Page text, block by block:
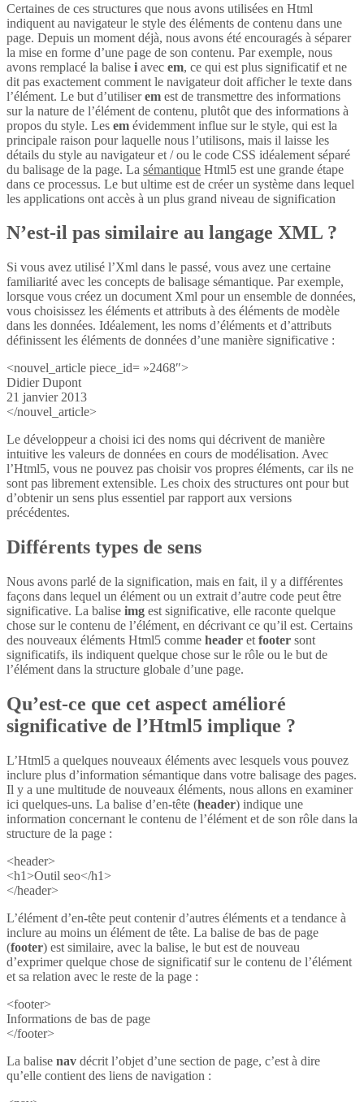
Certaines de ces structures que nous avons utilisées en Html
indiquent au navigateur le style des éléments de contenu dans une
page. Depuis un moment déjà, nous avons été encouragés à séparer
la mise en forme d’une page de son contenu. Par exemple, nous
avons remplacé la balise i avec em, ce qui est plus significatif et ne
dit pas exactement comment le navigateur doit afficher le texte dans
l’élément. Le but d’utiliserem est de transmettre des informations
sur la nature de l’élément de contenu, plutôt que des informations à
propos du style. Les em évidemment influe sur le style, qui est la
principale raison pour laquelle nous l’utilisons, mais il laisse les
détails du style au navigateur et / ou le code CSS idéalement séparé
du balisage de la page. La sémantique Html5 est une grande étape
dans ce processus. Le but ultime est de créer un système dans lequel
les applications ont accès à un plus grand niveau de signification
N’est-il pas similaire au langage XML ?
Si vous avez utilisé l’Xml dans le passé, vous avez une certaine
familiarité avec les concepts de balisage sémantique. Par exemple,
lorsque vous créez un document Xml pour un ensemble de données,
vous choisissez les éléments et attributs à des éléments de modèle
dans les données. Idéalement, les noms d’éléments et d’attributs
définissent les éléments de données d’une manière significative :
<nouvel_article piece_id= »2468″>
Didier Dupont
21 janvier 2013
</nouvel_article>
Le développeur a choisi ici des noms qui décrivent de manière
intuitive les valeurs de données en cours de modélisation. Avec
l’Html5, vous ne pouvez pas choisir vos propres éléments, car ils ne
sont pas librement extensible. Les choix des structures ont pour but
d’obtenir un sens plus essentiel par rapport aux versions
précédentes.
Différents types de sens
Nous avons parlé de la signification, mais en fait, il y a différentes
façons dans lequel un élément ou un extrait d’autre code peut être
significative. La balise img est significative, elle raconte quelque
chose sur le contenu de l’élément, en décrivant ce qu’il est. Certains
des nouveaux éléments Html5 comme header et footer sont
significatifs, ils indiquent quelque chose sur le rôle ou le but de
l’élément dans la structure globale d’une page.
Qu’est-ce que cet aspect amélioré
significative de l’Html5 implique ?
L’Html5 a quelques nouveaux éléments avec lesquels vous pouvez
inclure plus d’information sémantique dans votre balisage des pages.
Il y a une multitude de nouveaux éléments, nous allons en examiner
ici quelques-uns. La balise d’en-tête (header) indique une
information concernant le contenu de l’élément et de son rôle dans la
structure de la page :
<header>
<h1>Outil seo</h1>
</header>
L’élément d’en-tête peut contenir d’autres éléments et a tendance à
inclure au moins un élément de tête. La balise de bas de page
(footer) est similaire, avec la balise, le but est de nouveau
d’exprimer quelque chose de significatif sur le contenu de l’élément
et sa relation avec le reste de la page :
<footer>
Informations de bas de page
</footer>
La balise nav décrit l’objet d’une section de page, c’est à dire
qu’elle contient des liens de navigation :